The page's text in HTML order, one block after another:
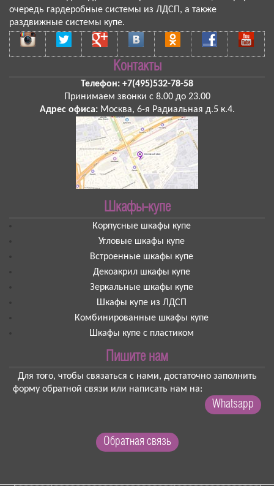
очередь гардеробные системы из ЛДСП, а также
раздвижные системы купе.
Контакты
Телефон: +7(495)532-78-58
Принимаем звонки с 8.00 до 23.00
Адрес офиса: Москва, 6-я Радиальная д.5 к.4.
Шкафы-купе
Корпусные шкафы купе
Угловые шкафы купе
Встроенные шкафы купе
Декоакрил шкафы купе
Зеркальные шкафы купе
Шкафы купе из ЛДСП
Комбинированные шкафы купе
Шкафы купе с пластиком
Пишите нам
Для того, чтобы связаться с нами, достаточно заполнить
форму обратной связи или написать нам на:
Whatsapp
Обратная связь